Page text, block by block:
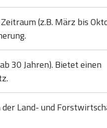
(z.B. März bis
30 Jahren). Bietet einen
der Land- und